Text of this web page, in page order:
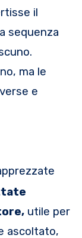
il
sequenza
ma le
e
utile per
ascoltato,